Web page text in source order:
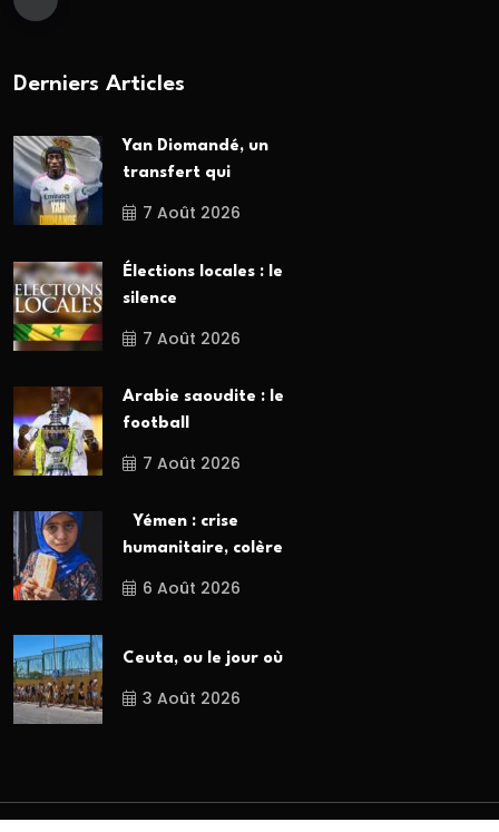
Derniers Articles
Yan Diomandé, un
transfert qui
7 Août 2026
Élections locales : le
silence
7 Août 2026
Arabie saoudite : le
football
7 Août 2026
Yémen : crise
humanitaire, colère
6 Août 2026
Ceuta, ou le jour où
3 Août 2026